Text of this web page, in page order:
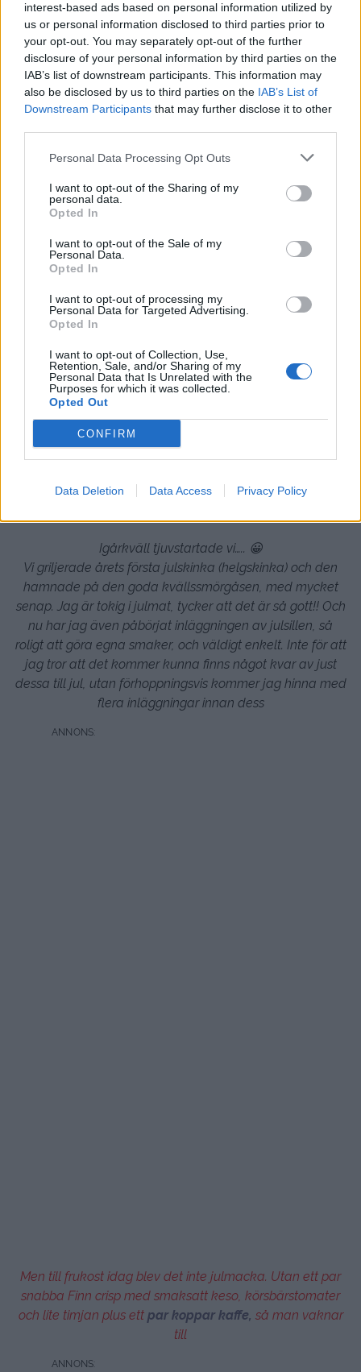
interest-based ads based on personal information utilized by
us or personal information disclosed to third parties prior to
your opt-out. You may separately opt-out of the further
disclosure of your personal information by third parties on the
IAB’s list of downstream participants. This information may
also be disclosed by us to third parties on the IAB’s List of
Downstream Participants that may further disclose it to other
Personal Data Processing Opt Outs
I want to opt-out of the Sharing of my
personal data.
Opted In
I want to opt-out of the Sale of my
Personal Data.
Opted In
I want to opt-out of processing my
Personal Data for Targeted Advertising.
Opted In
I want to opt-out of Collection, Use,
Retention, Sale, and/or Sharing of my
Personal Data that Is Unrelated with the
Purposes for which it was collected.
Opted Out
CONFIRM
Data Deletion Data Access Privacy Policy
Prenumerera Logga in
{} [+]
COMMENTS
Kesofrukost
Igårkväll tjuvstartade vi….. 😀
Vi griljerade årets första julskinka (helgskinka) och den
hamnade på den goda kvällssmörgåsen, med mycket
senap. Jag är tokig i julmat, tycker att det är så gott!! Och
nu har jag även påbörjat inläggningen av julsillen, så
roligt att göra egna smaker, och väldigt enkelt. Inte för att
jag tror att det kommer kunna finns något kvar av just
dessa till jul, utan förhoppningsvis kommer jag hinna med
flera inläggningar innan dess
Men till frukost idag blev det inte julmacka. Utan ett par
snabba Finn crisp med smaksatt keso, körsbärstomater
och lite timjan plus ett par koppar kaffe, så man vaknar
till